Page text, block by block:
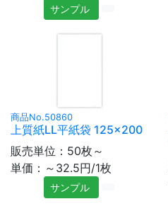
サンプル
商品No.50860
上質紙LL平紙袋 125×200
販売単位：50枚～
単価：～32.5円/1枚
サンプル